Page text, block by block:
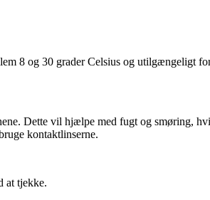
8 og 30 grader Celsius og utilgængeligt
Dette vil hjælpe med fugt og smøring,
kontaktlinserne.
at tjekke.